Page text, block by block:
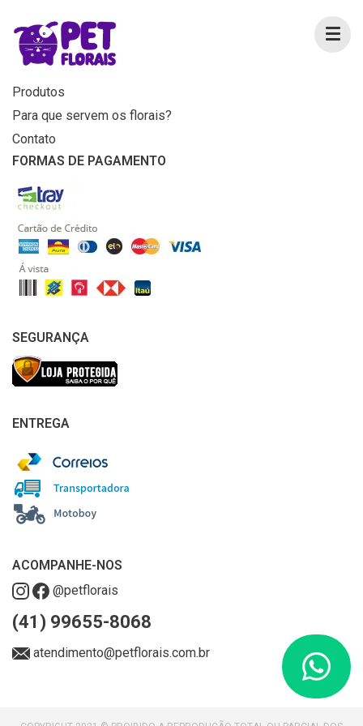
MENU
Home
Produtos
Para que servem os florais?
Contato
FORMAS DE PAGAMENTO
SEGURANÇA
ENTREGA
ACOMPANHE-NOS
@petflorais
(41) 99655-8068
atendimento@petflorais.com.br